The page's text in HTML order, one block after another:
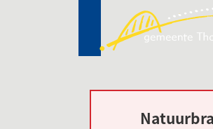
Alarm: